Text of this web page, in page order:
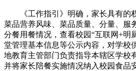
《工作指引》明确，家长具有的
菜品营养风味、菜品质量、分量、服
分餐用餐情况，查看校园“互联网+明
堂管理基本信息等公示内容，对学校
地教育主管部门负责指导本辖区学校
并将家长陪餐实施情况纳入校园食品